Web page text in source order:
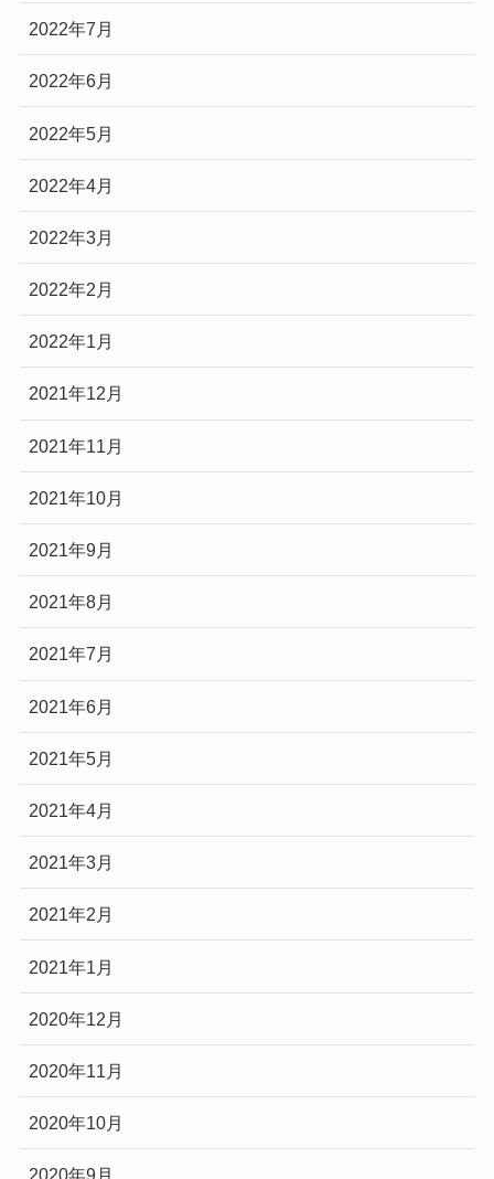
2022年7月
2022年6月
2022年5月
2022年4月
2022年3月
2022年2月
2022年1月
2021年12月
2021年11月
2021年10月
2021年9月
2021年8月
2021年7月
2021年6月
2021年5月
2021年4月
2021年3月
2021年2月
2021年1月
2020年12月
2020年11月
2020年10月
2020年9月